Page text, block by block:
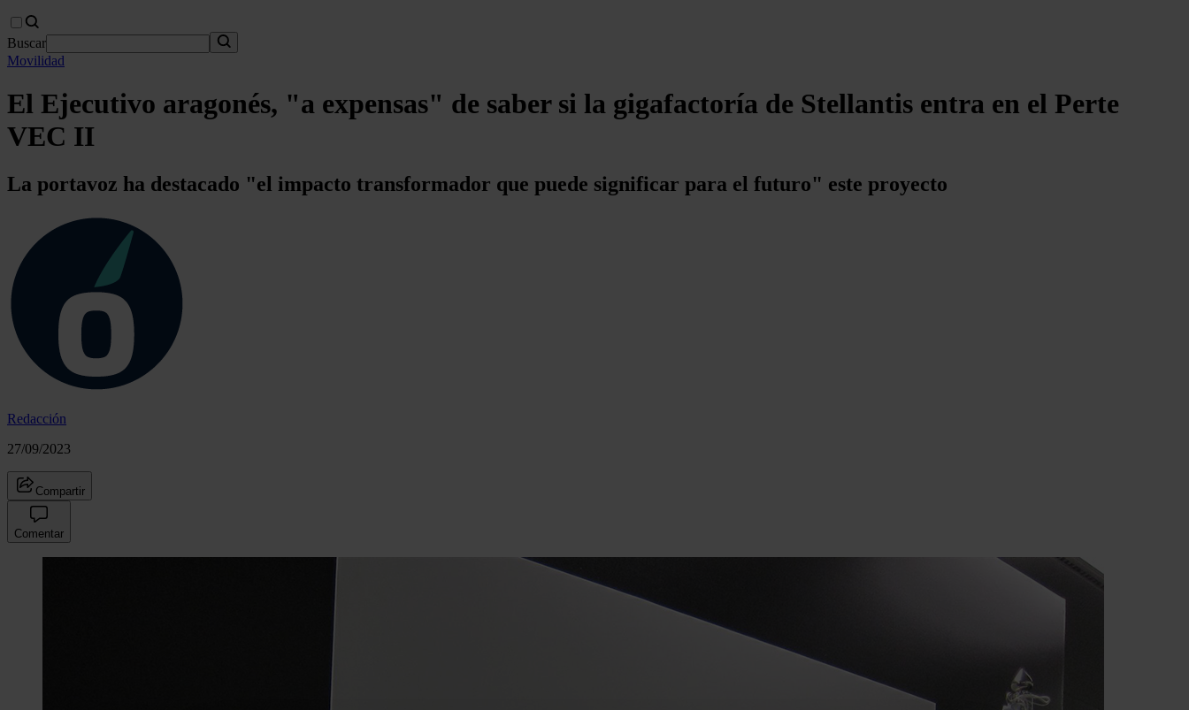
Buscar
Movilidad
El Ejecutivo aragonés, "a expensas" de saber si la gigafactoría de Stellantis entra en el Perte
VEC II
La portavoz ha destacado "el impacto transformador que puede significar para el futuro" este proyecto
Redacción
27/09/2023
Compartir
Comentar